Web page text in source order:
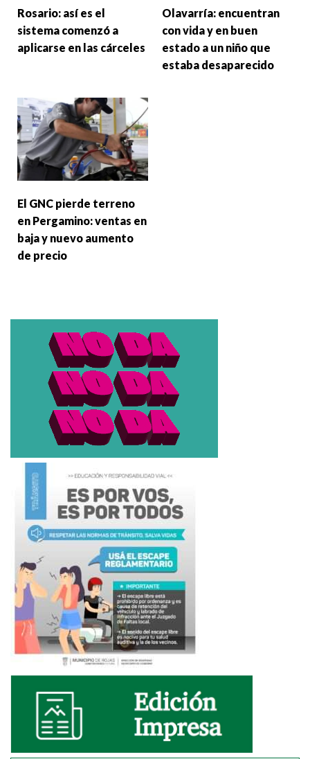
Rosario: así es el
sistema comenzó a
aplicarse en las cárceles
Olavarría: encuentran
con vida y en buen
estado a un niño que
estaba desaparecido
El GNC pierde terreno
en Pergamino: ventas en
baja y nuevo aumento
de precio